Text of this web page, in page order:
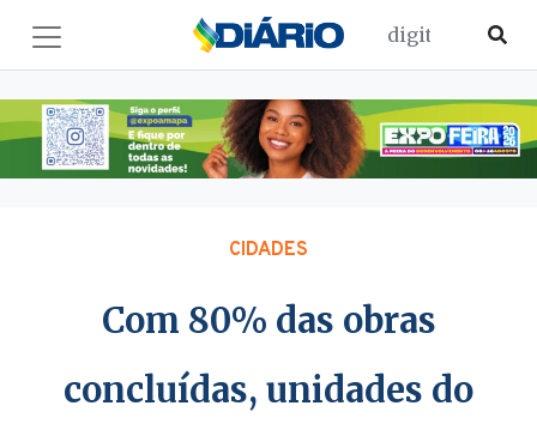
CIDADES
Com 80% das obras
concluídas, unidades do